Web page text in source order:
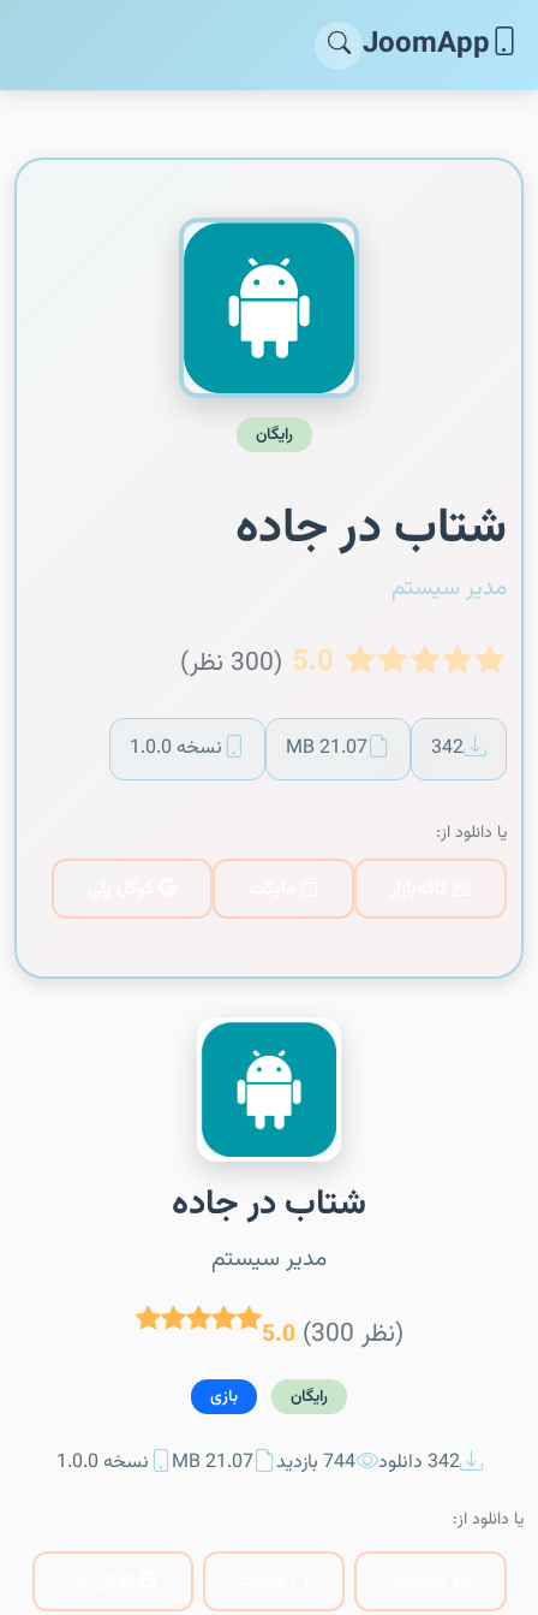
JoomApp
رایگان
شتاب در جاده
مدیر سیستم
5.0 (300 نظر)
342
21.07 MB نسخه 1.0.0
یا دانلود از:
شتاب در جاده
مدیر سیستم
5.0 (300 نظر)
رایگان بازی
342 دانلود 744 بازدید 21.07 MB نسخه 1.0.0
یا دانلود از: